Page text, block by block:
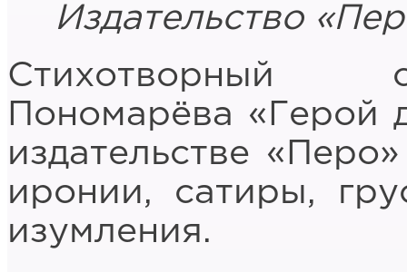
Издательство
Стихотворный
Пономарёва «Герой
издательстве
иронии, сатиры,
изумления.